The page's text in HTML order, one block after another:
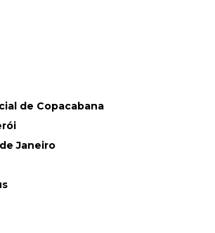
de Copacabana
Janeiro